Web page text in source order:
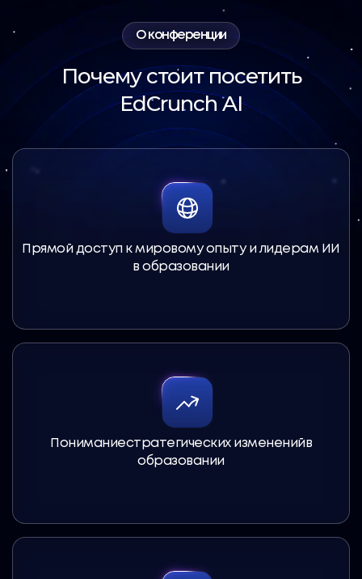
О конференции
Почему стоит посетить
EdCrunch AI
Прямой доступ к мировому опыту и лидерам ИИ
в образовании
Пониманиестратегических измененийв
образовании